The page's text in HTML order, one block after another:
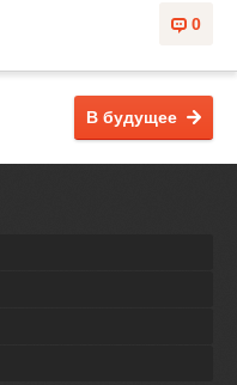
0
В будущее